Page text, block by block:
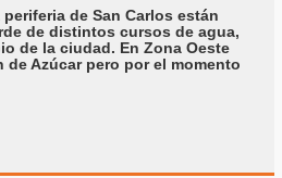
de San Carlos están
de distintos cursos de agua,
de la ciudad. En Zona Oeste
de Azúcar pero por el momento